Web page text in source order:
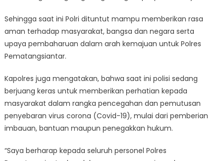
Sehingga saat ini Polri dituntut mampu memberikan rasa
aman terhadap masyarakat, bangsa dan negara serta
upaya pembaharuan dalam arah kemajuan untuk Polres
Pematangsiantar.
Kapolres juga mengatakan, bahwa saat ini polisi sedang
berjuang keras untuk memberikan perhatian kepada
masyarakat dalam rangka pencegahan dan pemutusan
penyebaran virus corona (Covid-19), mulai dari pemberian
imbauan, bantuan maupun penegakkan hukum.
“Saya berharap kepada seluruh personel Polres